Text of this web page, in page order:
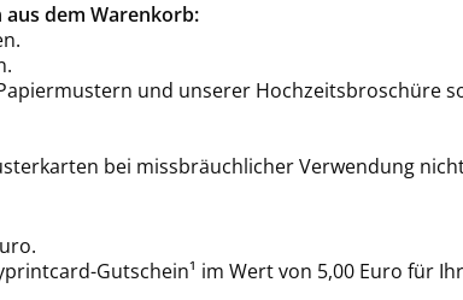
dem Warenkorb:
und unserer Hochzeitsbroschüre
bei missbräuchlicher Verwendung
Gutschein¹ im Wert von 5,00 Euro für